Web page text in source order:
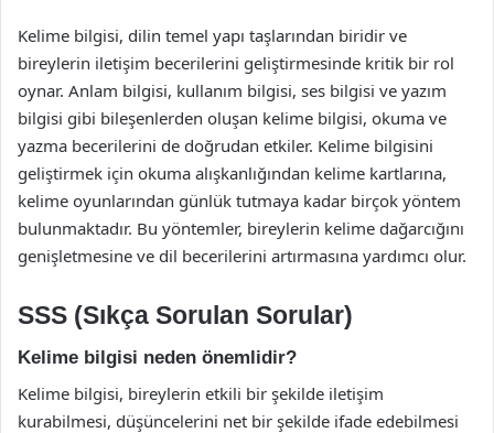
Kelime bilgisi, dilin temel yapı taşlarından biridir ve
bireylerin iletişim becerilerini geliştirmesinde kritik bir rol
oynar. Anlam bilgisi, kullanım bilgisi, ses bilgisi ve yazım
bilgisi gibi bileşenlerden oluşan kelime bilgisi, okuma ve
yazma becerilerini de doğrudan etkiler. Kelime bilgisini
geliştirmek için okuma alışkanlığından kelime kartlarına,
kelime oyunlarından günlük tutmaya kadar birçok yöntem
bulunmaktadır. Bu yöntemler, bireylerin kelime dağarcığını
genişletmesine ve dil becerilerini artırmasına yardımcı olur.
SSS (Sıkça Sorulan Sorular)
Kelime bilgisi neden önemlidir?
Kelime bilgisi, bireylerin etkili bir şekilde iletişim
kurabilmesi, düşüncelerini net bir şekilde ifade edebilmesi